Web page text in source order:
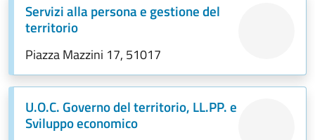
Servizi alla persona e gestione del
territorio
Piazza Mazzini 17, 51017
U.O.C. Governo del territorio, LL.PP. e
Sviluppo economico